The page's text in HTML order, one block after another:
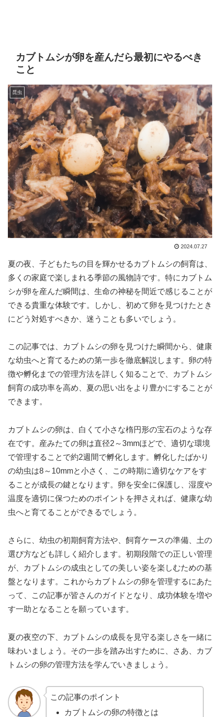
カブトムシが卵を産んだら最初にやるべき
こと
昆虫
2024.07.27
夏の夜、子どもたちの目を輝かせるカブトムシの飼育は、
多くの家庭で楽しまれる季節の風物詩です。特にカブトム
シが卵を産んだ瞬間は、生命の神秘を間近で感じることが
できる貴重な体験です。しかし、初めて卵を見つけたとき
にどう対処すべきか、迷うことも多いでしょう。
この記事では、カブトムシの卵を見つけた瞬間から、健康
な幼虫へと育てるための第一歩を徹底解説します。卵の特
徴や孵化までの管理方法を詳しく知ることで、カブトムシ
飼育の成功率を高め、夏の思い出をより豊かにすることが
できます。
カブトムシの卵は、白くて小さな楕円形の宝石のような存
在です。産みたての卵は直径2～3mmほどで、適切な環境
で管理することで約2週間で孵化します。孵化したばかり
の幼虫は8～10mmと小さく、この時期に適切なケアをす
ることが成長の鍵となります。卵を安全に保護し、湿度や
温度を適切に保つためのポイントを押さえれば、健康な幼
虫へと育てることができるでしょう。
さらに、幼虫の初期飼育方法や、飼育ケースの準備、土の
選び方なども詳しく紹介します。初期段階での正しい管理
が、カブトムシの成虫としての美しい姿を楽しむための基
盤となります。これからカブトムシの卵を管理するにあた
って、この記事が皆さんのガイドとなり、成功体験を増や
す一助となることを願っています。
夏の夜空の下、カブトムシの成長を見守る楽しさを一緒に
味わいましょう。その一歩を踏み出すために、さあ、カブ
トムシの卵の管理方法を学んでいきましょう。
この記事のポイント
カブトムシの卵の特徴とは